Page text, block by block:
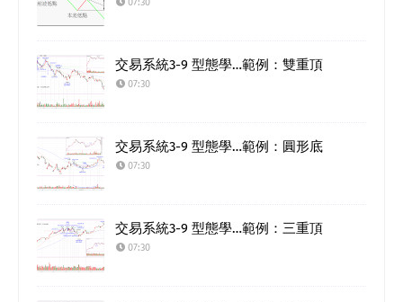
交易系統3-9 型態學…範例：雙重頂
07:30
交易系統3-9 型態學…範例：圓形底
07:30
交易系統3-9 型態學…範例：三重頂
07:30